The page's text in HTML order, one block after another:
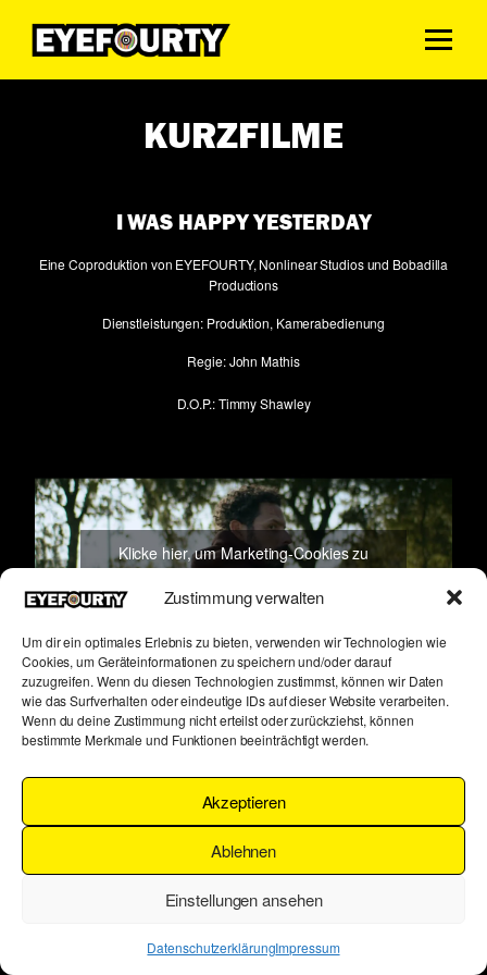
Zustimmung verwalten
Um dir ein optimales Erlebnis zu bieten, verwenden wir Technologien wie
Cookies, um Geräteinformationen zu speichern und/oder darauf
zuzugreifen. Wenn du diesen Technologien zustimmst, können wir Daten
wie das Surfverhalten oder eindeutige IDs auf dieser Website verarbeiten.
Wenn du deine Zustimmung nicht erteilst oder zurückziehst, können
bestimmte Merkmale und Funktionen beeinträchtigt werden.
Akzeptieren
Ablehnen
Einstellungen ansehen
DatenschutzerklärungImpressum
KURZFILME
I WAS HAPPY YESTERDAY
Eine Coproduktion von EYEFOURTY, Nonlinear Studios und Bobadilla
Productions
Dienstleistungen: Produktion, Kamerabedienung
Regie: John Mathis
D.O.P.: Timmy Shawley
Klicke hier, um Marketing-Cookies zu
Datenschutzerklärung